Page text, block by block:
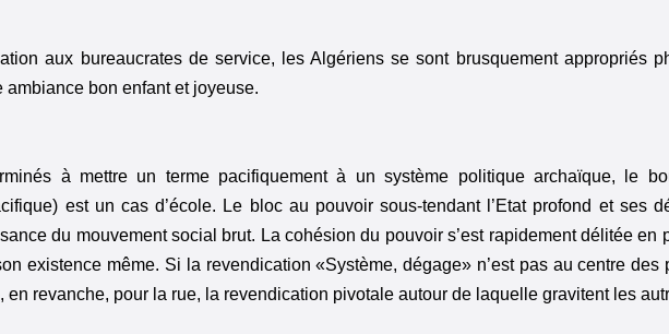
aux bureaucrates de service, les Algériens se sont brusquement appropriés
bon enfant et joyeuse.
à mettre un terme pacifiquement à un système politique archaïque, le
est un cas d’école. Le bloc au pouvoir sous-tendant l’Etat profond et ses
du mouvement social brut. La cohésion du pouvoir s’est rapidement délitée en
existence même. Si la revendication «Système, dégage» n’est pas au centre des
en revanche, pour la rue, la revendication pivotale autour de laquelle gravitent les